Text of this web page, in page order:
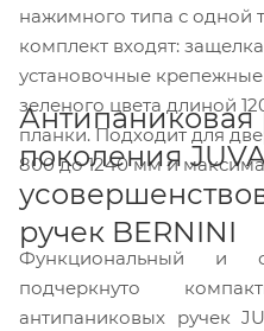
нажимного типа с одной
комплект входят:
установочные
зеленого цвета длиной
планки. Подходит для
800 до 1240 мм и
Антипаниковая
поколения
ручек BERNINI
Функциональный и
подчеркнуто
антипаниковых ручек